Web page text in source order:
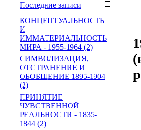
Последние записи
КОНЦЕПТУАЛЬНОСТЬ
И
ИММАТЕРИАЛЬНОСТЬ
МИРА - 1955-1964 (2)
СИМВОЛИЗАЦИЯ,
ОТСТРАНЕНИЕ И
ОБОБЩЕНИЕ 1895-1904
(2)
ПРИНЯТИЕ
ЧУВСТВЕННОЙ
РЕАЛЬНОСТИ - 1835-
1844 (2)